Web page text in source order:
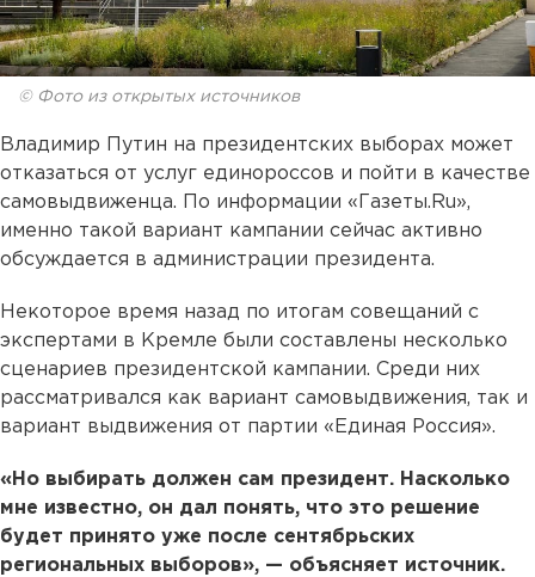
© Фото из открытых источников
Владимир Путин на президентских выборах может
отказаться от услуг единороссов и пойти в качестве
самовыдвиженца. По информации «Газеты.Ru»,
именно такой вариант кампании сейчас активно
обсуждается в администрации президента.
Некоторое время назад по итогам совещаний с
экспертами в Кремле были составлены несколько
сценариев президентской кампании. Среди них
рассматривался как вариант самовыдвижения, так и
вариант выдвижения от партии «Единая Россия».
«Но выбирать должен сам президент. Насколько
мне известно, он дал понять, что это решение
будет принято уже после сентябрьских
региональных выборов», — объясняет источник.